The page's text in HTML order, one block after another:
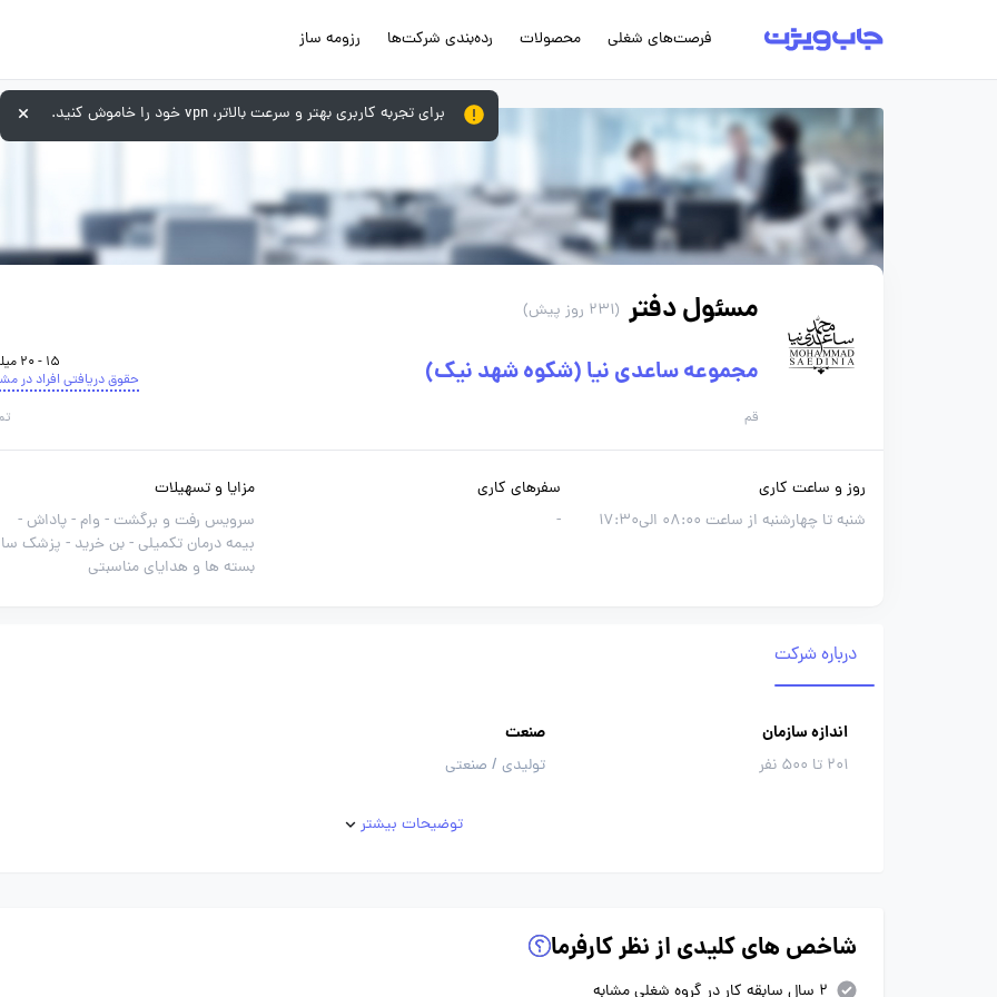
فرصت‌های شغلی محصولات رده‌بندی شرکت‌ها رزومه ساز
مسئول دفتر (231 روز پیش)
مجموعه ساعدی نیا (شکوه شهد نیک)
15 - 20 میلیون تومان
حقوق دریافتی افراد در
قم
روز و ساعت کاری
شنبه تا چهارشنبه از ساعت 08:00 الی17:30
سفرهای کاری
-
مزایا و تسهیلات
سرویس رفت و برگشت - وام - پاداش -
بیمه درمان تکمیلی - بن خرید - پزشک
بسته ها و هدایای مناسبتی
درباره شرکت
اندازه سازمان
201 تا 500 نفر
صنعت
تولیدی / صنعتی
توضیحات بیشتر
شاخص های کلیدی از نظر کارفرما
2 سال سابقه کار در گروه شغلی مشابه
برای تجربه کاربری بهتر و سرعت بالاتر، vpn خود را خاموش کنید.